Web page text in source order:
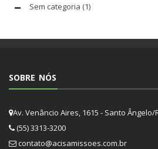
Sem categoria (1)
SOBRE NÓS
Av. Venâncio Aires, 1615 - Santo Ângelo/
(55) 3313-3200
contato@acisamissoes.com.br